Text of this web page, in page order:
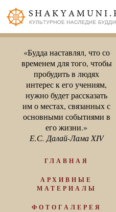
«Будда наставлял, что со
временем для того, чтобы
пробудить в людях
интерес к его учениям,
нужно будет рассказать
им о местах, связанных с
основными событиями в
его жизни.»
Е.С. Далай-Лама XIV
ГЛАВНАЯ
АРХИВНЫЕ
МАТЕРИАЛЫ
ФОТОГАЛЕРЕЯ